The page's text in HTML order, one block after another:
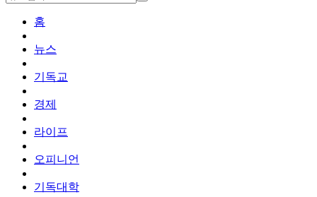
홈
뉴스
기독교
경제
라이프
오피니언
기독대학